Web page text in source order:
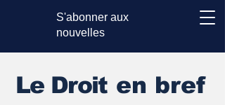
S'abonner aux
nouvelles
Le Droit en bref